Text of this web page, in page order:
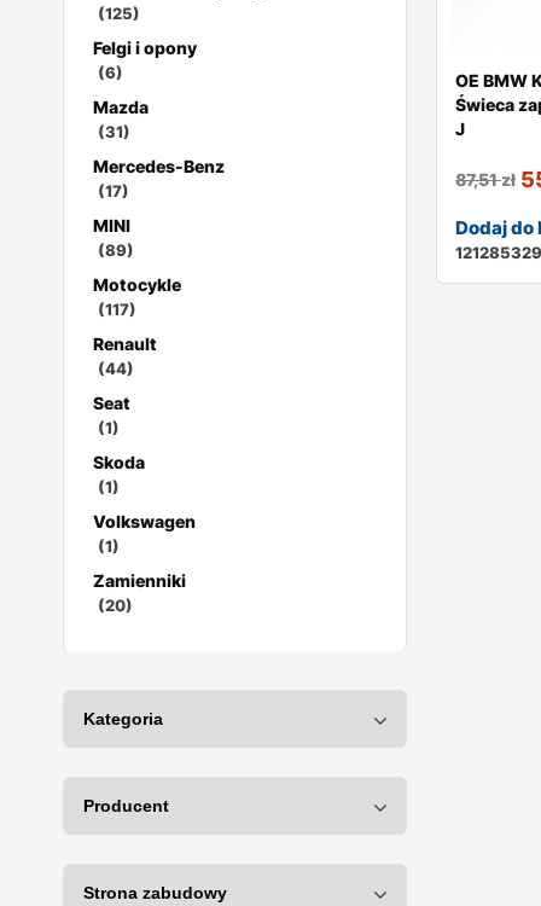
(125)
Felgi i opony
(6)
Mazda
(31)
Mercedes-Benz
(17)
MINI
(89)
Motocykle
(117)
Renault
(44)
Seat
(1)
Skoda
(1)
Volkswagen
(1)
Zamienniki
(20)
OE BMW
Świeca
J
87,51zł
Dodaj do